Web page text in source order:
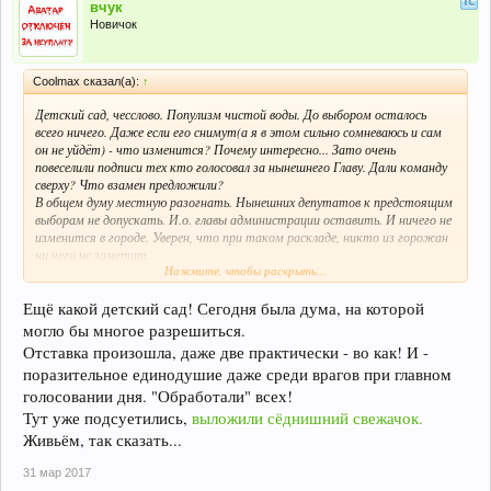
Поэтому предлагаем Вам в ближайшее время принять трудное, но
единственно правильное решение — добровольно уйти в отставку.
Думаем, что как и мы, большинство жителей Североуральска с
пониманием отнесутся к этому шагу.
Открытое письмо, кроме опубликования в СМИ и Интернете, будет
секретарю областного Политсовета ВПП «Единая Россия» Шептию В.
А.
Члены Общественной лалаты, Депутаты Думы СГО,
Зам. Председателя Экспертного общественного Совета при Главе
администрации СГО.
вчук
Новичок
Coolmax сказал(а): ↑
Детский сад, чесслово. Популизм чистой воды. До выбором осталось
всего ничего. Даже если его снимут(а я в этом сильно сомневаюсь и сам
он не уйдёт) - что изменится? Почему интересно... Зато очень
повеселили подписи тех кто голосовал за нынешнего Главу. Дали команду
сверху? Что взамен предложили?
В общем думу местную разогнать. Нынешних депутатов к предстоящим
выборам не допускать. И.о. главы администрации оставить. И ничего не
изменится в городе. Уверен, что при таком раскладе, никто из горожан
ни чего не заметит.
PS: Всё зло в нашем городке - из-за денег.
Нажмите, чтобы раскрыть...
Ещё какой детский сад! Сегодня была дума, на которой
могло бы многое разрешиться.
Отставка произошла, даже две практически - во как! И -
поразительное единодушие даже среди врагов при главном
голосовании дня. "Обработали" всех!
Тут уже подсуетились, выложили сёднишний свежачок.
Живьём, так сказать...
31 мар 2017